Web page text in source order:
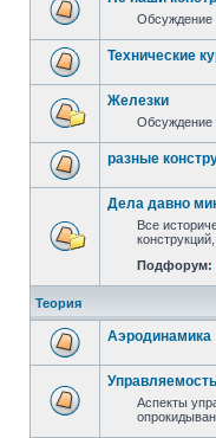
Обсуждение
Технические
Железки
Обсуждение
разные
Дела давно
Все
Подфорум:
Теория
Аэродинамика
Аспекты